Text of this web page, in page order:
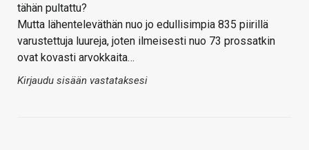
tähän pultattu?
Mutta lähenteleväthän nuo jo edullisimpia 835 piirillä
varustettuja luureja, joten ilmeisesti nuo 73 prossatkin
ovat kovasti arvokkaita…
Kirjaudu sisään vastataksesi